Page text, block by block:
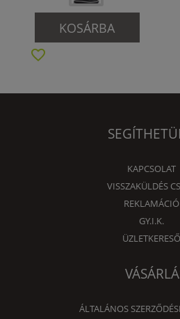
KOSÁRBA
KAPCSOLAT
VISSZAKÜLDÉS
REKLAMÁCIÓ
GY.I.K.
ÜZLETKERESŐ
ÁLTALÁNOS